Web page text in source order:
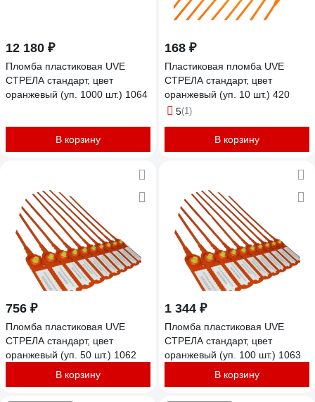
12 180 ₽
Пломба пластиковая UVE
СТРЕЛА стандарт, цвет
оранжевый (уп. 1000 шт.) 1064
В корзину
168 ₽
Пластиковая пломба UVE
СТРЕЛА стандарт, цвет
оранжевый (уп. 10 шт.) 420
5(1)
В корзину
756 ₽
Пломба пластиковая UVE
СТРЕЛА стандарт, цвет
оранжевый (уп. 50 шт.) 1062
В корзину
1 344 ₽
Пломба пластиковая UVE
СТРЕЛА стандарт, цвет
оранжевый (уп. 100 шт.) 1063
В корзину